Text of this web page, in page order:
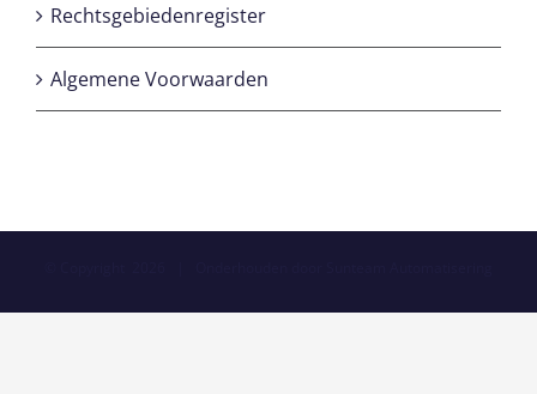
Rechtsgebiedenregister
Algemene Voorwaarden